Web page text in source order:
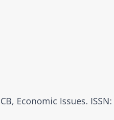
Economic Issues. ISSN: